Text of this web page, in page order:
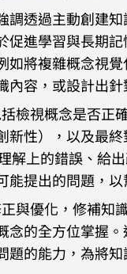
透過主動創建
進學習與長期
將複雜概念視
容，或設計出
檢視概念是否正
性），以及最
解上的錯誤、給
提出的問題，
與優化，修補知
的全方位掌握
的能力，為將